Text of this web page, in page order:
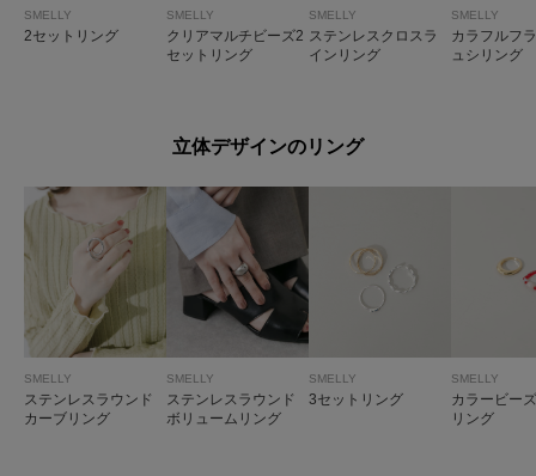
SMELLY
2セットリング
SMELLY
クリアマルチビーズ2
セットリング
SMELLY
ステンレスクロスラ
インリング
SMELLY
カラフルフ
ュシリング
立体デザインのリング
SMELLY
ステンレスラウンド
カーブリング
SMELLY
ステンレスラウンド
ボリュームリング
SMELLY
3セットリング
SMELLY
カラービー
リング